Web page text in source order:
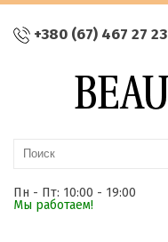
+380 (67) 467 27 23
Пн - Пт: 10:00 - 19:00
Мы работаем!